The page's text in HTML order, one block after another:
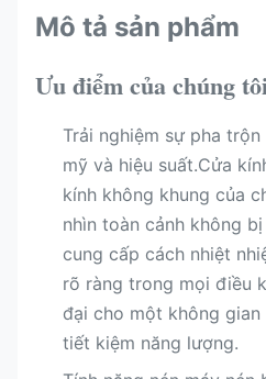
Mô tả sản phẩm
Ưu điểm của chúng
Trải nghiệm sự pha
mỹ và hiệu suất.Cửa
kính không khung của
nhìn toàn cảnh không
cung cấp cách nhiệt
rõ ràng trong mọi điều
đại cho một không gian
tiết kiệm năng lượng.